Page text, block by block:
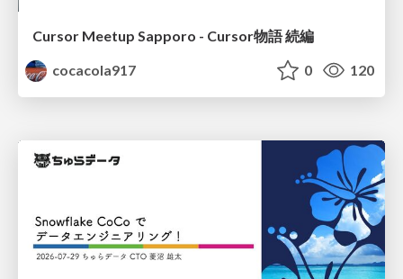
Cursor Meetup Sapporo - Cursor物語 続編
cocacola917
0 120